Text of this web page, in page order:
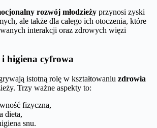
rozwój młodzieży przynosi zyski
ale także dla całego ich otoczenia, które
interakcji oraz zdrowych więzi
higiena cyfrowa
istotną rolę w kształtowaniu zdrowia
Trzy ważne aspekty to:
fizyczna,
dieta,
snu.